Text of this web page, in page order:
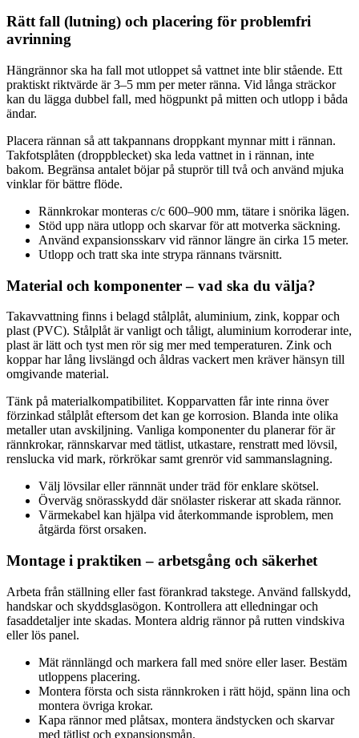
Rätt fall (lutning) och placering för problemfri
avrinning
Hängrännor ska ha fall mot utloppet så vattnet inte blir stående. Ett
praktiskt riktvärde är 3–5 mm per meter ränna. Vid långa sträckor
kan du lägga dubbel fall, med högpunkt på mitten och utlopp i båda
ändar.
Placera rännan så att takpannans droppkant mynnar mitt i rännan.
Takfotsplåten (droppblecket) ska leda vattnet in i rännan, inte
bakom. Begränsa antalet böjar på stuprör till två och använd mjuka
vinklar för bättre flöde.
Rännkrokar monteras c/c 600–900 mm, tätare i snörika lägen.
Stöd upp nära utlopp och skarvar för att motverka säckning.
Använd expansionsskarv vid rännor längre än cirka 15 meter.
Utlopp och tratt ska inte strypa rännans tvärsnitt.
Material och komponenter – vad ska du välja?
Takavvattning finns i belagd stålplåt, aluminium, zink, koppar och
plast (PVC). Stålplåt är vanligt och tåligt, aluminium korroderar inte,
plast är lätt och tyst men rör sig mer med temperaturen. Zink och
koppar har lång livslängd och åldras vackert men kräver hänsyn till
omgivande material.
Tänk på materialkompatibilitet. Kopparvatten får inte rinna över
förzinkad stålplåt eftersom det kan ge korrosion. Blanda inte olika
metaller utan avskiljning. Vanliga komponenter du planerar för är
rännkrokar, rännskarvar med tätlist, utkastare, renstratt med lövsil,
renslucka vid mark, rörkrökar samt grenrör vid sammanslagning.
Välj lövsilar eller rännnät under träd för enklare skötsel.
Överväg snörasskydd där snölaster riskerar att skada rännor.
Värmekabel kan hjälpa vid återkommande isproblem, men
åtgärda först orsaken.
Montage i praktiken – arbetsgång och säkerhet
Arbeta från ställning eller fast förankrad takstege. Använd fallskydd,
handskar och skyddsglasögon. Kontrollera att elledningar och
fasaddetaljer inte skadas. Montera aldrig rännor på rutten vindskiva
eller lös panel.
Mät rännlängd och markera fall med snöre eller laser. Bestäm
utloppens placering.
Montera första och sista rännkroken i rätt höjd, spänn lina och
montera övriga krokar.
Kapa rännor med plåtsax, montera ändstycken och skarvar
med tätlist och expansionsmån.